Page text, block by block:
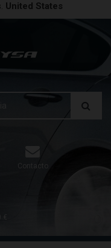
United States
Contacto